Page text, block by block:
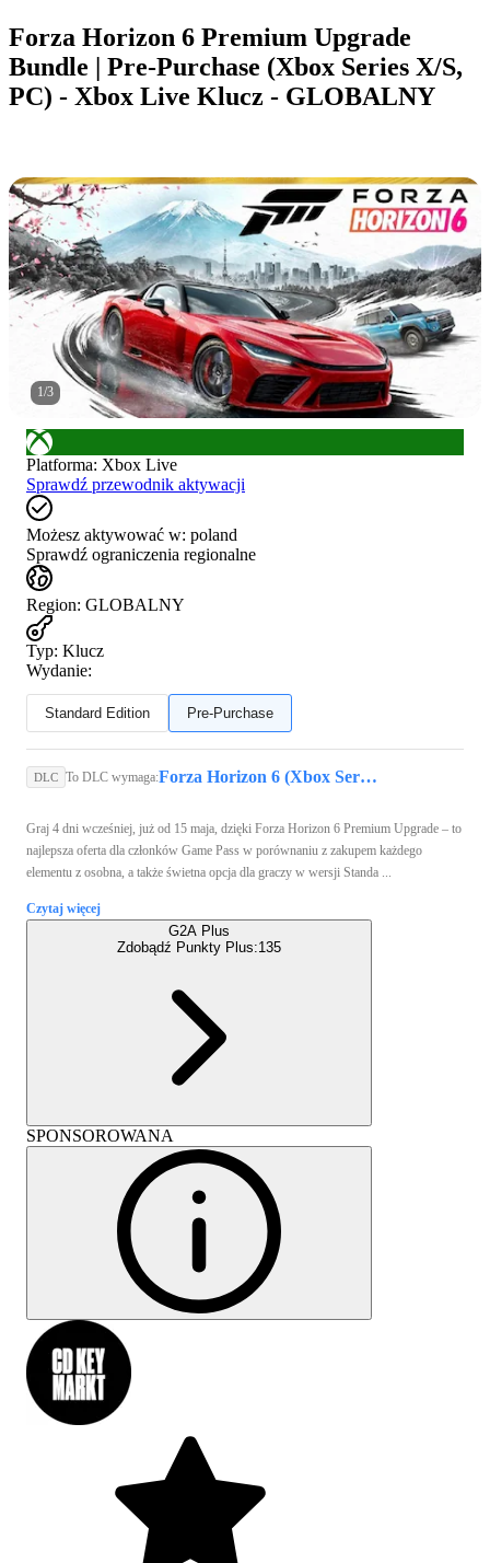
Forza Horizon 6 Premium Upgrade
Bundle | Pre-Purchase (Xbox Series X/S,
PC) - Xbox Live Klucz - GLOBALNY
1/3
Platforma: Xbox Live
Sprawdź przewodnik aktywacji
Możesz aktywować w: poland
Sprawdź ograniczenia regionalne
Region: GLOBALNY
Typ: Klucz
Wydanie:
Standard Edition Pre-Purchase
DLC To DLC wymaga: Forza Horizon 6 (Xbox Series X/S, PC) - Xbox Live Key - GLOBAL
Graj 4 dni wcześniej, już od 15 maja, dzięki Forza Horizon 6 Premium Upgrade – to
najlepsza oferta dla członków Game Pass w porównaniu z zakupem każdego
elementu z osobna, a także świetna opcja dla graczy w wersji Standa ...
Czytaj więcej
G2A Plus
Zdobądź Punkty Plus:135
SPONSOROWANA